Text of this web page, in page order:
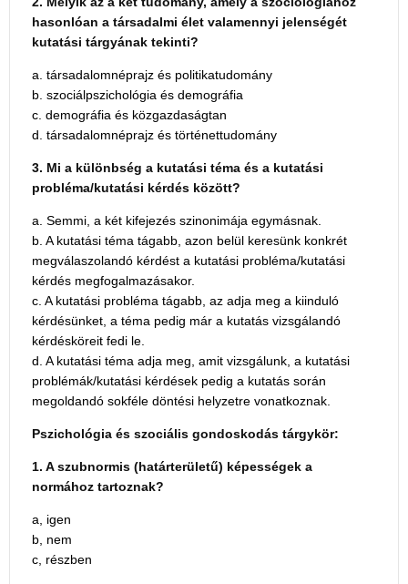
hasonlóan a társadalmi élet valamennyi jelenségét
kutatási tárgyának tekinti?
a. társadalomnéprajz és politikatudomány
b. szociálpszichológia és demográfia
c. demográfia és közgazdaságtan
d. társadalomnéprajz és történettudomány
3. Mi a különbség a kutatási téma és a kutatási
probléma/kutatási kérdés között?
a. Semmi, a két kifejezés szinonimája egymásnak.
b. A kutatási téma tágabb, azon belül keresünk konkrét
megválaszolandó kérdést a kutatási probléma/kutatási
kérdés megfogalmazásakor.
c. A kutatási probléma tágabb, az adja meg a kiinduló
kérdésünket, a téma pedig már a kutatás vizsgálandó
kérdésköreit fedi le.
d. A kutatási téma adja meg, amit vizsgálunk, a kutatási
problémák/kutatási kérdések pedig a kutatás során
megoldandó sokféle döntési helyzetre vonatkoznak.
Pszichológia és szociális gondoskodás tárgykör:
1. A szubnormis (határterületű) képességek a
normához tartoznak?
a, igen
b, nem
c, részben